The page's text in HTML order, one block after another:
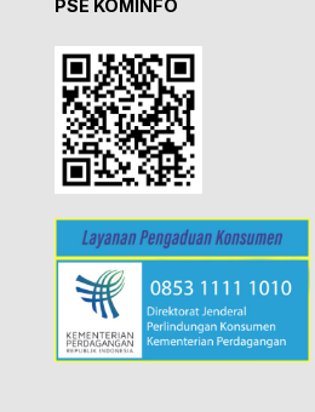
PSE KOMINFO